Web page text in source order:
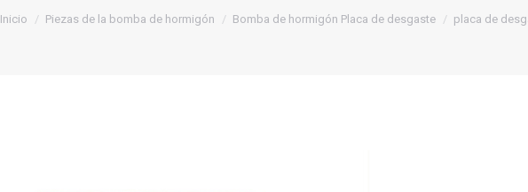
Estás aquí:
Inicio Piezas de la bomba de hormigón Bomba de hormigón Placa de desgaste placa de